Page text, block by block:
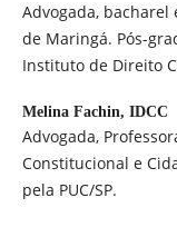
Advogada,
de Maringá. Pós-
Instituto de Direito
Melina Fachin, IDCC
Advogada,
Constitucional e
pela PUC/SP.